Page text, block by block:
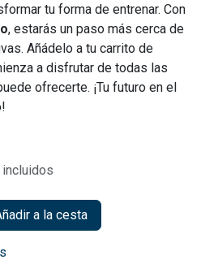
tu forma de entrenar. Con
, estarás un paso más cerca de
Añádelo a tu carrito de
a disfrutar de todas las
ofrecerte. ¡Tu futuro en el
a la cesta